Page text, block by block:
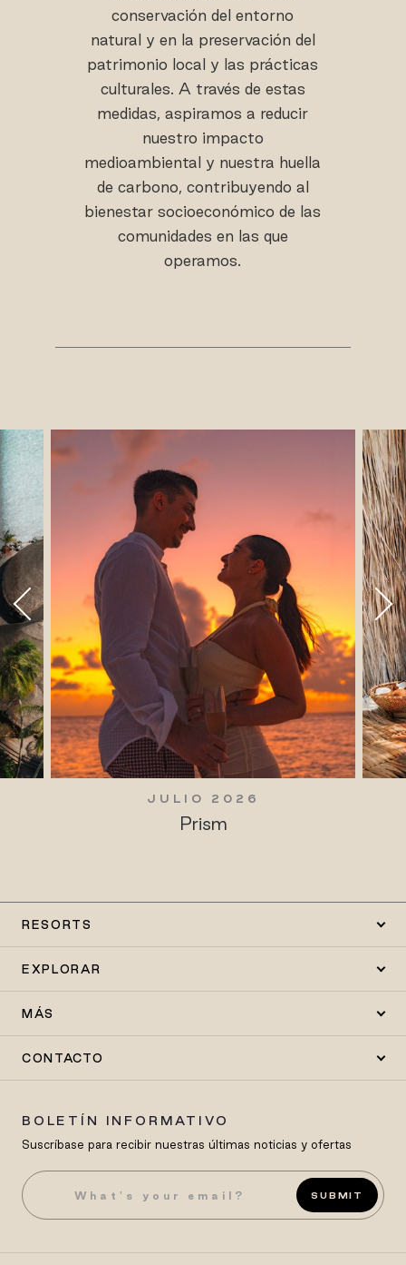
conservación del entorno
natural y en la preservación del
patrimonio local y las prácticas
culturales. A través de estas
medidas, aspiramos a reducir
nuestro impacto
medioambiental y nuestra huella
de carbono, contribuyendo al
bienestar socioeconómico de las
comunidades en las que
operamos.
JULIO 2026
Prism
RESORTS
EXPLORAR
MÁS
CONTACTO
BOLETÍN INFORMATIVO
Suscríbase para recibir nuestras últimas noticias y ofertas
SUBMIT